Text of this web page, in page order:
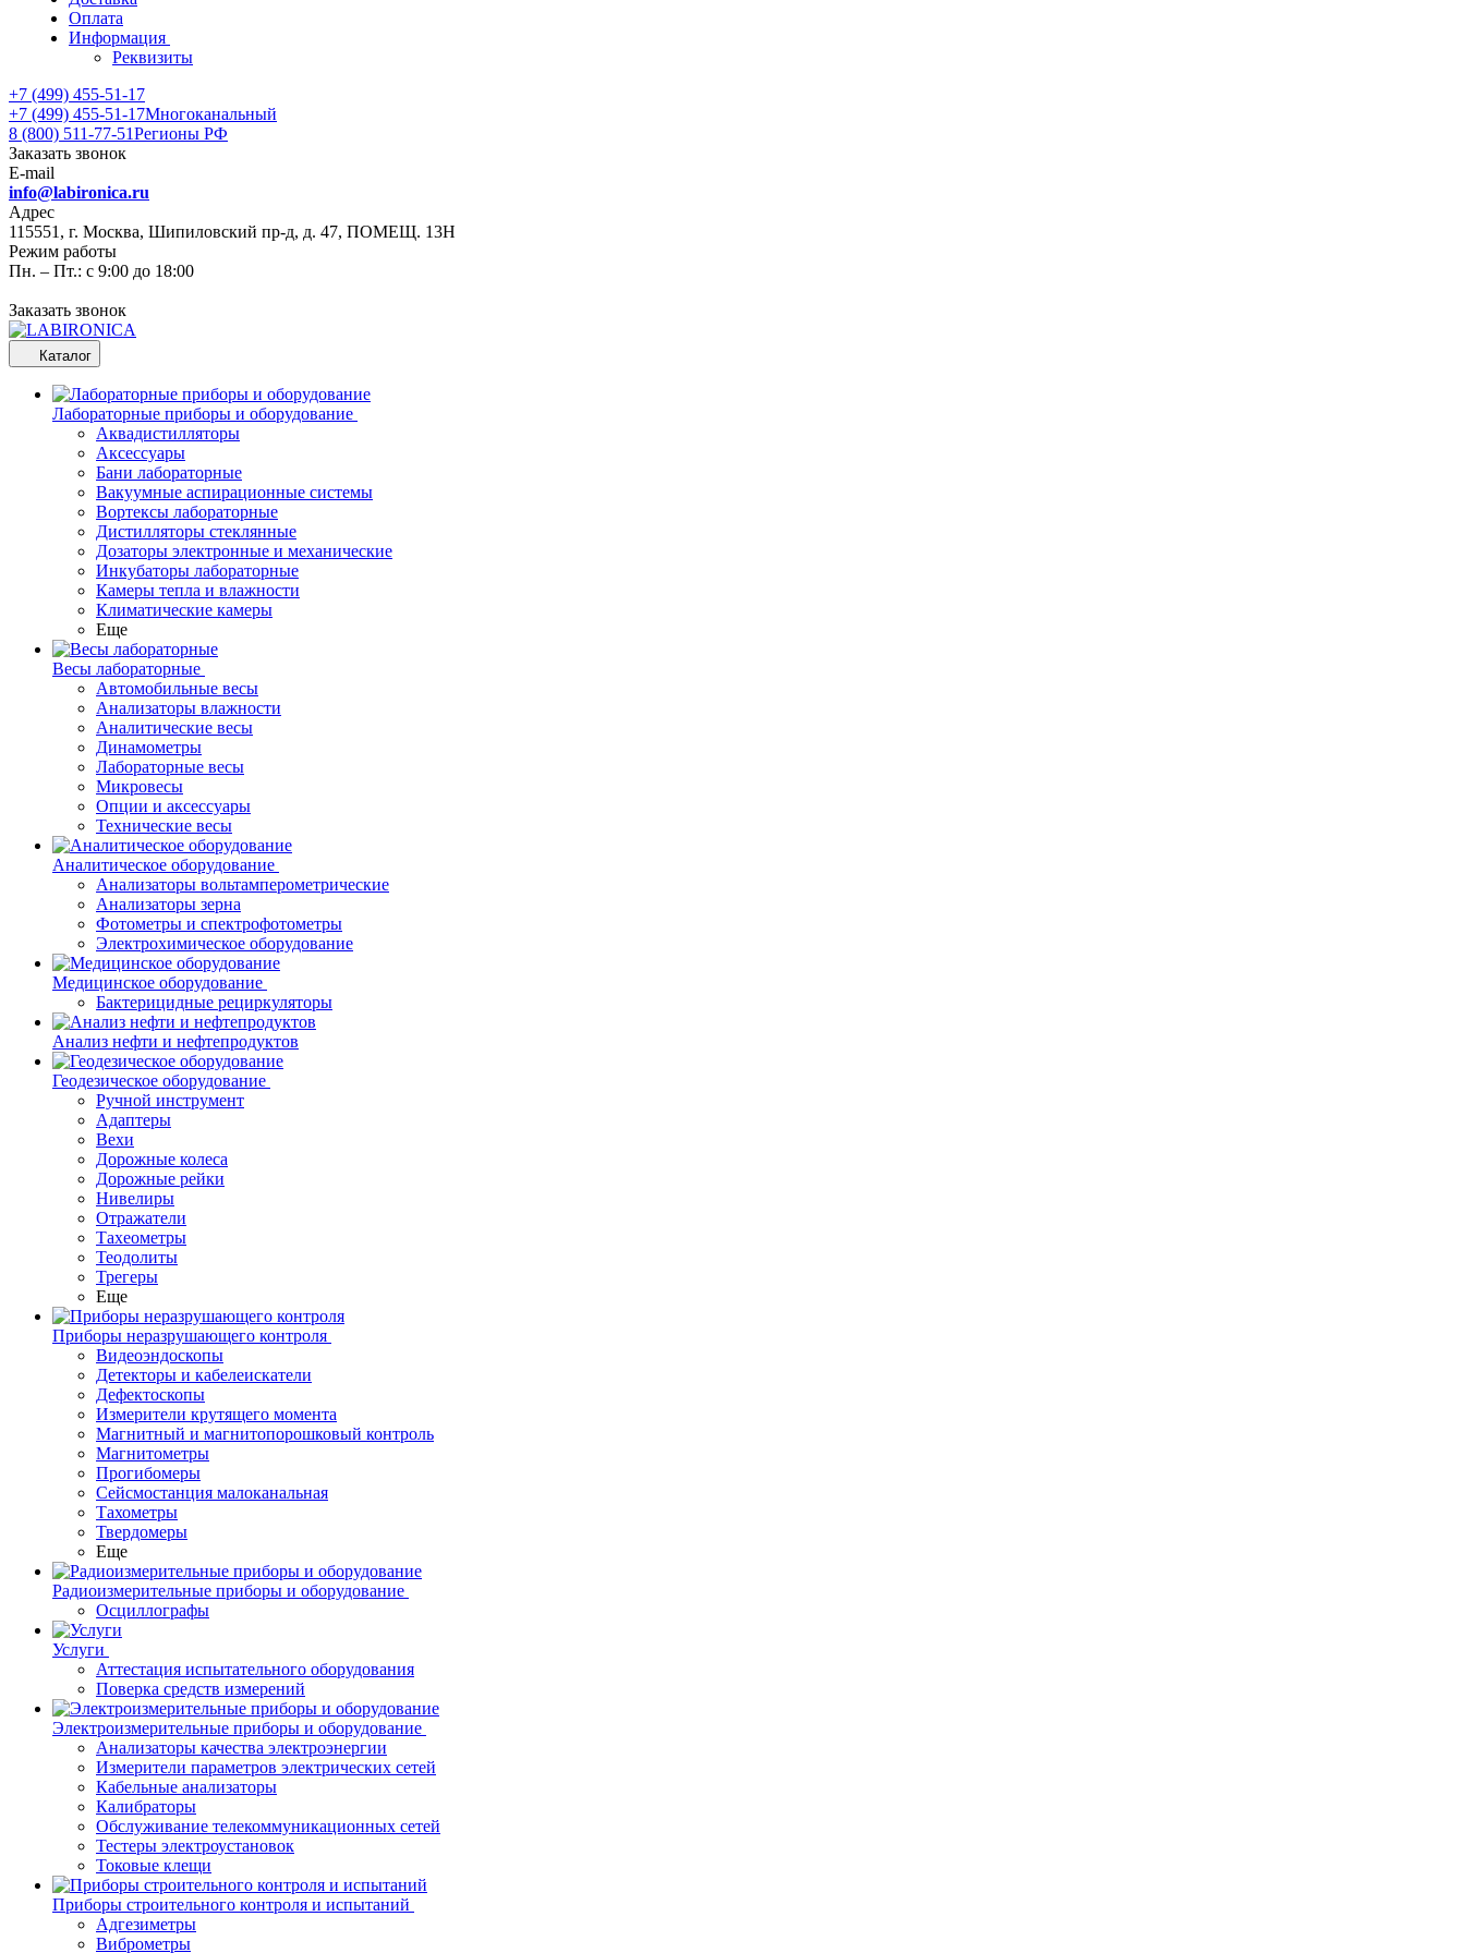
Оплата
Информация
Реквизиты
+7 (499) 455-51-17
+7 (499) 455-51-17Многоканальный
8 (800) 511-77-51Регионы РФ
Заказать звонок
E-mail
info@labironica.ru
Адрес
115551, г. Москва, Шипиловский пр-д, д. 47, ПОМЕЩ. 13Н
Режим работы
Пн. – Пт.: с 9:00 до 18:00
Заказать звонок
Каталог
Лабораторные приборы и оборудование
Аквадистилляторы
Аксессуары
Бани лабораторные
Вакуумные аспирационные системы
Вортексы лабораторные
Дистилляторы стеклянные
Дозаторы электронные и механические
Инкубаторы лабораторные
Камеры тепла и влажности
Климатические камеры
Еще
Весы лабораторные
Автомобильные весы
Анализаторы влажности
Аналитические весы
Динамометры
Лабораторные весы
Микровесы
Опции и аксессуары
Технические весы
Аналитическое оборудование
Анализаторы вольтамперометрические
Анализаторы зерна
Фотометры и спектрофотометры
Электрохимическое оборудование
Медицинское оборудование
Бактерицидные рециркуляторы
Анализ нефти и нефтепродуктов
Геодезическое оборудование
Ручной инструмент
Адаптеры
Вехи
Дорожные колеса
Дорожные рейки
Нивелиры
Отражатели
Тахеометры
Теодолиты
Трегеры
Еще
Приборы неразрушающего контроля
Видеоэндоскопы
Детекторы и кабелеискатели
Дефектоскопы
Измерители крутящего момента
Магнитный и магнитопорошковый контроль
Магнитометры
Прогибомеры
Сейсмостанция малоканальная
Тахометры
Твердомеры
Еще
Радиоизмерительные приборы и оборудование
Осциллографы
Услуги
Аттестация испытательного оборудования
Поверка средств измерений
Электроизмерительные приборы и оборудование
Анализаторы качества электроэнергии
Измерители параметров электрических сетей
Кабельные анализаторы
Калибраторы
Обслуживание телекоммуникационных сетей
Тестеры электроустановок
Токовые клещи
Приборы строительного контроля и испытаний
Адгезиметры
Виброметры